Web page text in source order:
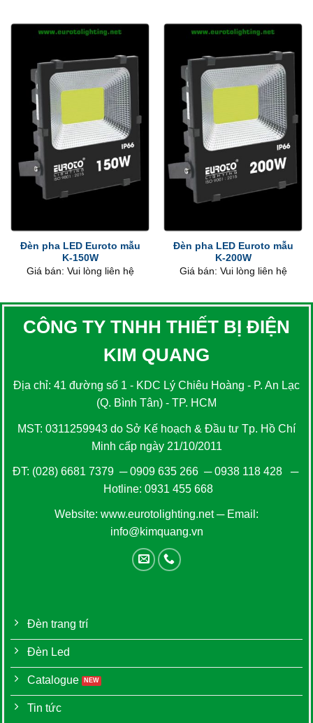
Đèn pha LED Euroto mẫu
K-150W
Giá bán: Vui lòng liên hệ
Đèn pha LED Euroto mẫu
K-200W
Giá bán: Vui lòng liên hệ
CÔNG TY TNHH THIẾT BỊ ĐIỆN
KIM QUANG
Địa chỉ: 41 đường số 1 - KDC Lý Chiêu Hoàng - P. An Lạc
(Q. Bình Tân) - TP. HCM
MST: 0311259943 do Sở Kế hoạch & Đầu tư Tp. Hồ Chí
Minh cấp ngày 21/10/2011
ĐT: (028) 6681 7379 ─0909 635 266─0938 118 428─
Hotline: 0931 455 668
Website: www.eurotolighting.net─ Email:
info@kimquang.vn
Đèn trang trí
Đèn Led
Catalogue
Tin tức